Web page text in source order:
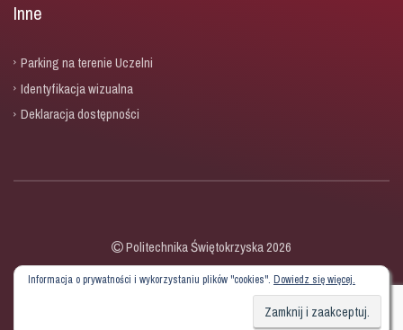
Inne
Parking na terenie Uczelni
Identyfikacja wizualna
Deklaracja dostępności
Politechnika Świętokrzyska 2026
Informacja o prywatności i wykorzystaniu plików "cookies". Dowiedz się więcej.